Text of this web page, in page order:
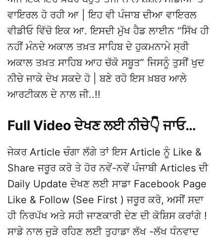
ਵਾਇਰਲ ਹੋ ਰਹੀ ਆ | ਇਹ ਵੀ ਪੰਜਾਬ ਦੀਆ ਵਾਇਰਲ
ਵੀਡੀਓ ਵਿੱਚੋ ਇਕ ਆ. ਇਸਦੀ ਮੁੱਖ ਹੈਡ ਲਾਈਨ “ਸਿੱਖ ਹੀ
ਨਹੀਂ ਮੰਨਦੇ ਅਕਾਲ ਤਖ਼ਤ ਸਾਹਿਬ ਦੇ ਹੁਕਮਨਾਮੇ ਸ੍ਰੀ
ਅਕਾਲ ਤਖ਼ਤ ਸਾਹਿਬ ਆਹ ਚੱਕੋ ਸਬੂਤ” ਜਿਸਨੂੰ ਤੁਸੀਂ ਖੁਦ
ਨੀਚੇ ਜਾਕੇ ਦੇਖ ਸਕਦੇ ਹੋ | ਬਣੇ ਰਹੋ ਇਸ ਖ਼ਬਰ ਆਲੇ
ਆਰਟੀਕਲ ਦੇ ਨਾਲ ਜੀ..!!
Full Video ਦੇਖਣ ਲਈ ਨੀਚੇ👇 ਜਾਓ…
ਜੇਕਰ Article ਚੰਗਾ ਲੱਗੇ ਤਾਂ ਇਸ Article ਨੂੰ Like &
Share ਜਰੂਰ ਕਰੋ ਤੇ ਹੋਰ ਨਵੇਂ-ਨਵੇਂ ਪੰਜਾਬੀ Articles ਦੀ
Daily Update ਦੇਖਣ ਲਈ ਸਾਡਾ Facebook Page
Like & Follow (See First ) ਜਰੂਰ ਕਰੋ, ਅਸੀਂ ਸਦਾ
ਹੀ ਨਿਰਪੱਖ ਅਤੇ ਸਹੀ ਜਾਣਕਾਰੀ ਦੇਣ ਦੀ ਕੋਸ਼ਿਸ ਕਰਾਂਗੇ !
ਸਾਡੇ ਨਾਲ ਜੁੜੇ ਰਹਿਣ ਲਈ ਤੁਹਾਡਾ ਲੱਖ -ਲੱਖ ਧੰਨਵਾਦ